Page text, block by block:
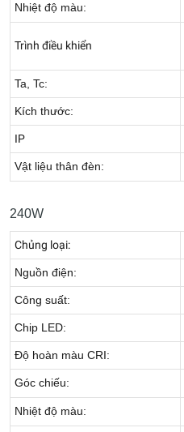
Nhiệt độ màu:
Trình điều khiển
Ta, Tc:
Kích thước:
IP
Vật liệu thân đèn:
240W
Chủng loại:
Nguồn điện:
Công suất:
Chip LED:
Độ hoàn màu CRI:
Góc chiếu:
Nhiệt độ màu: